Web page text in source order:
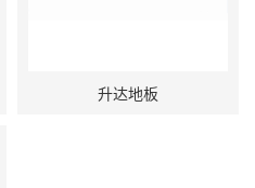
升达地板